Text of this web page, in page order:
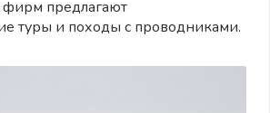
фирм предлагают
туры и походы с проводниками.